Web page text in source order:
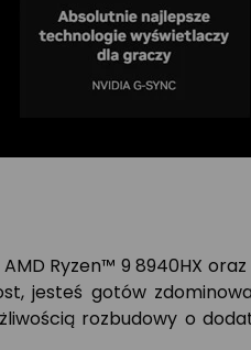
Ryzen™ 9 8940HX
jesteś gotów
rozbudowy o